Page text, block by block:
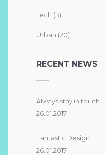
Tech (3)
Urban (20)
RECENT NEWS
Always stay in touch
26.01.2017
Fantastic Design
26.01.2017